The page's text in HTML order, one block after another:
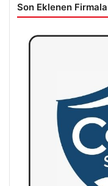
Son Eklenen